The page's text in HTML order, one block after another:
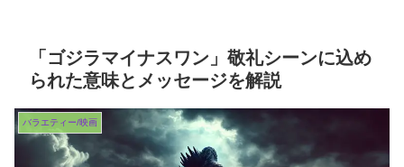
「ゴジラマイナスワン」敬礼シーンに込め
られた意味とメッセージを解説
バラエティー/映画